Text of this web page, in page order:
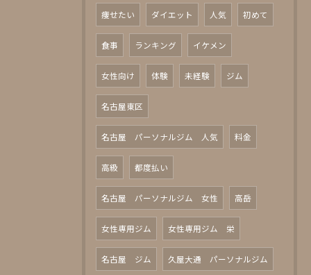
痩せたい ダイエット 人気 初めて
食事 ランキング イケメン
女性向け 体験 未経験 ジム
名古屋東区
名古屋 パーソナルジム 人気 料金
高級 都度払い
名古屋 パーソナルジム 女性 高岳
女性専用ジム 女性専用ジム 栄
名古屋 ジム 久屋大通 パーソナルジム